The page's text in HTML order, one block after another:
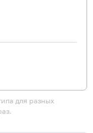
для разных